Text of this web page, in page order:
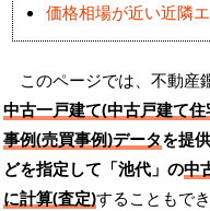
価格相場が近い近隣
このページでは、不動産
中古一戸建て(中古戸建て
事例(売買事例)データを提供
どを指定して「池代」の中
に計算(査定)することもで